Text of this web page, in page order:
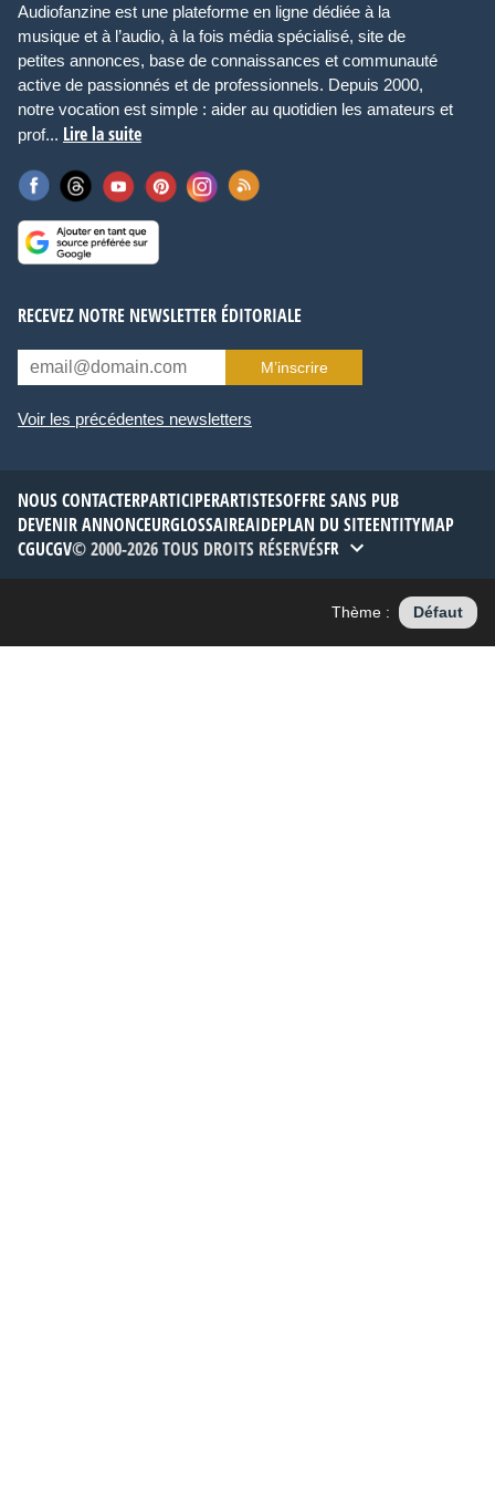
Audiofanzine est une plateforme en ligne dédiée à la
musique et à l’audio, à la fois média spécialisé, site de
petites annonces, base de connaissances et communauté
active de passionnés et de professionnels. Depuis 2000,
notre vocation est simple : aider au quotidien les amateurs et
prof... Lire la suite
RECEVEZ NOTRE NEWSLETTER ÉDITORIALE
M’inscrire
Voir les précédentes newsletters
NOUS CONTACTERPARTICIPERARTISTESOFFRE SANS PUB
DEVENIR ANNONCEURGLOSSAIREAIDEPLAN DU SITEENTITYMAP
CGUCGV© 2000-2026 TOUS DROITS RÉSERVÉSFR
Thème : Défaut